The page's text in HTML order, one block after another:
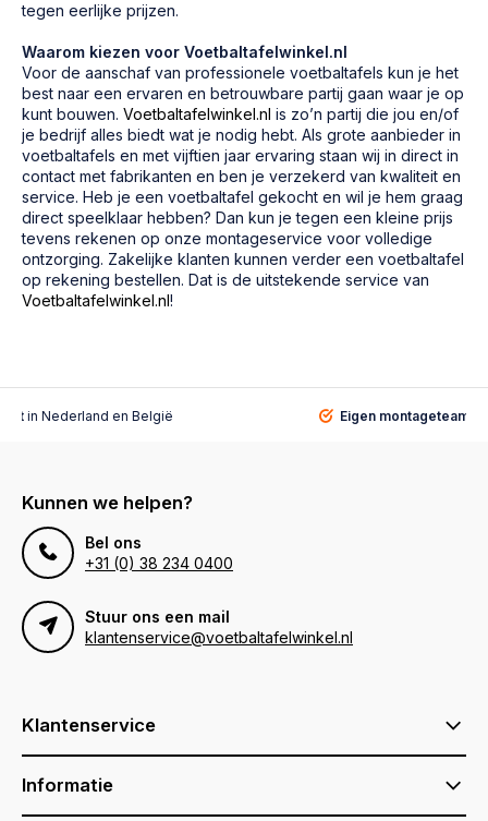
tegen eerlijke prijzen.
Waarom kiezen voor Voetbaltafelwinkel.nl
Voor de aanschaf van professionele voetbaltafels kun je het
best naar een ervaren en betrouwbare partij gaan waar je op
kunt bouwen. Voetbaltafelwinkel.nl is zo’n partij die jou en/of
je bedrijf alles biedt wat je nodig hebt. Als grote aanbieder in
voetbaltafels en met vijftien jaar ervaring staan wij in direct in
contact met fabrikanten en ben je verzekerd van kwaliteit en
service. Heb je een voetbaltafel gekocht en wil je hem graag
direct speelklaar hebben? Dan kun je tegen een kleine prijs
tevens rekenen op onze montageservice voor volledige
ontzorging. Zakelijke klanten kunnen verder een voetbaltafel
op rekening bestellen. Dat is de uitstekende service van
Voetbaltafelwinkel.nl!
in Nederland en België Eigen montageteam
Kunnen we helpen?
Bel ons
+31 (0) 38 234 0400
Stuur ons een mail
klantenservice@voetbaltafelwinkel.nl
Klantenservice
Informatie